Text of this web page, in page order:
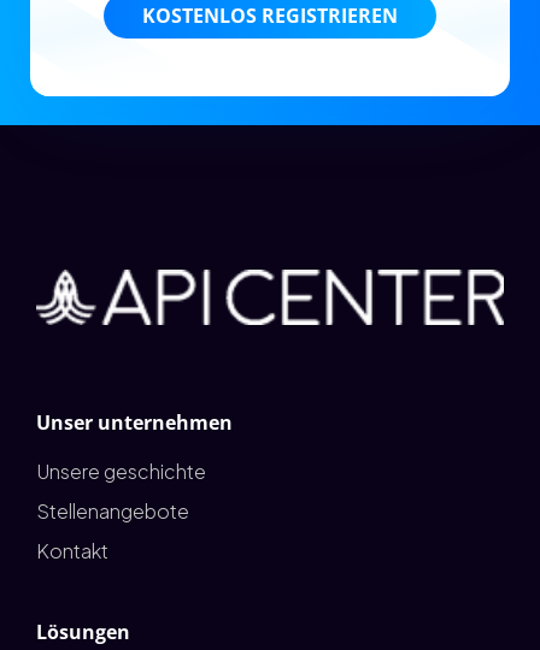
KOSTENLOS REGISTRIEREN
Unser unternehmen
Unsere geschichte
Stellenangebote
Kontakt
Lösungen